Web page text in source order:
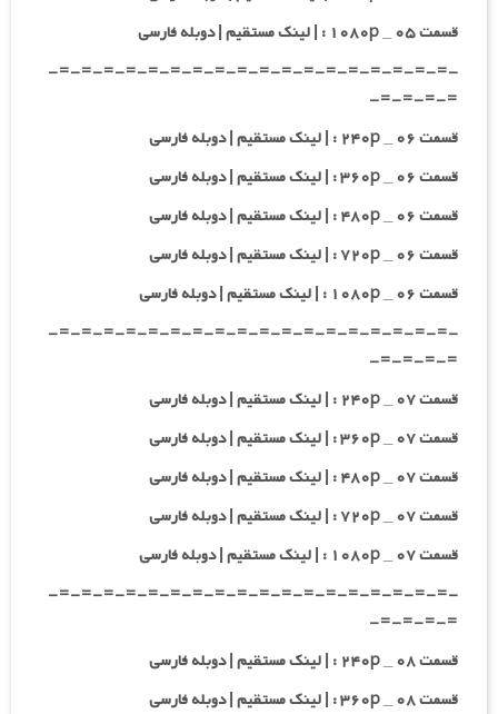
قسمت ۰۵ _ ۱۰۸۰p : | لینک مستقیم | دوبله فارسی
-=-=-=-=-=-=-=-=-=-=-=-=-=-=-=-=-=-=-
=-=-=-=-
قسمت ۰۶ _ ۲۴۰p : | لینک مستقیم | دوبله فارسی
قسمت ۰۶ _ ۳۶۰p : | لینک مستقیم | دوبله فارسی
قسمت ۰۶ _ ۴۸۰p : | لینک مستقیم | دوبله فارسی
قسمت ۰۶ _ ۷۲۰p : | لینک مستقیم | دوبله فارسی
قسمت ۰۶ _ ۱۰۸۰p : | لینک مستقیم | دوبله فارسی
-=-=-=-=-=-=-=-=-=-=-=-=-=-=-=-=-=-=-
=-=-=-=-
قسمت ۰۷ _ ۲۴۰p : | لینک مستقیم | دوبله فارسی
قسمت ۰۷ _ ۳۶۰p : | لینک مستقیم | دوبله فارسی
قسمت ۰۷ _ ۴۸۰p : | لینک مستقیم | دوبله فارسی
قسمت ۰۷ _ ۷۲۰p : | لینک مستقیم | دوبله فارسی
قسمت ۰۷ _ ۱۰۸۰p : | لینک مستقیم | دوبله فارسی
-=-=-=-=-=-=-=-=-=-=-=-=-=-=-=-=-=-=-
=-=-=-=-
قسمت ۰۸ _ ۲۴۰p : | لینک مستقیم | دوبله فارسی
قسمت ۰۸ _ ۳۶۰p : | لینک مستقیم | دوبله فارسی